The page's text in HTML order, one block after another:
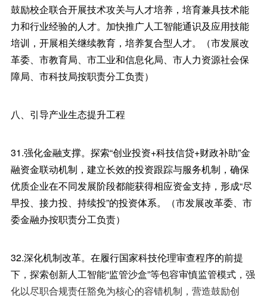
鼓励校企联合开展技术攻关与人才培养，培育兼具技术能
力和行业经验的人才。加快推广人工智能通识及应用技能
培训，开展相关继续教育，培养复合型人才。（市发展改
革委、市教育局、市工业和信息化局、市人力资源社会保
障局、市科技局按职责分工负责）
八、引导产业生态提升工程
31.强化金融支撑。探索“创业投资+科技信贷+财政补助”金
融资金联动机制，建立长效的投资跟踪与服务机制，确保
优质企业在不同发展阶段都能获得相应资金支持，形成“尽
早投、接力投、持续投”的投资体系。（市发展改革委、市
委金融办按职责分工负责）
32.深化机制改革。在履行国家科技伦理审查程序的前提
下，探索创新人工智能“监管沙盒”等包容审慎监管模式，强
化以尽职合规责任豁免为核心的容错机制，营造鼓励创